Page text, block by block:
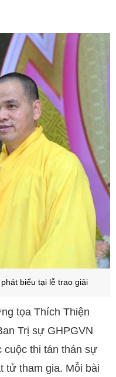
biểu tại lễ trao giải
tọa Thích Thiện
Trị sự GHPGVN
cuộc thi tán thán sự
tử tham gia. Mỗi bài